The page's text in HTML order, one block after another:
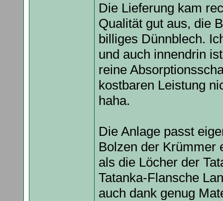
Die Lieferung kam
Qualität gut aus, die
billiges Dünnblech.
und auch innendrin
reine
kostbaren Leistung
haha.
Die Anlage passt
Bolzen der Krümmer
als die Löcher der
Tatanka-Flansche
auch dank genug